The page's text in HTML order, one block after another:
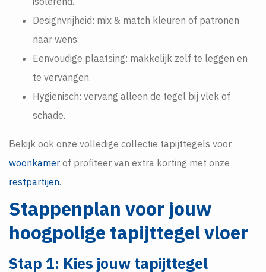
Designvrijheid: mix & match kleuren of patronen
naar wens.
Eenvoudige plaatsing: makkelijk zelf te leggen en
te vervangen.
Hygiënisch: vervang alleen de tegel bij vlek of
schade.
Bekijk ook onze volledige collectie tapijttegels voor
woonkamer of profiteer van extra korting met onze
restpartijen.
Stappenplan voor jouw
hoogpolige tapijttegel vloer
Stap 1: Kies jouw tapijttegel